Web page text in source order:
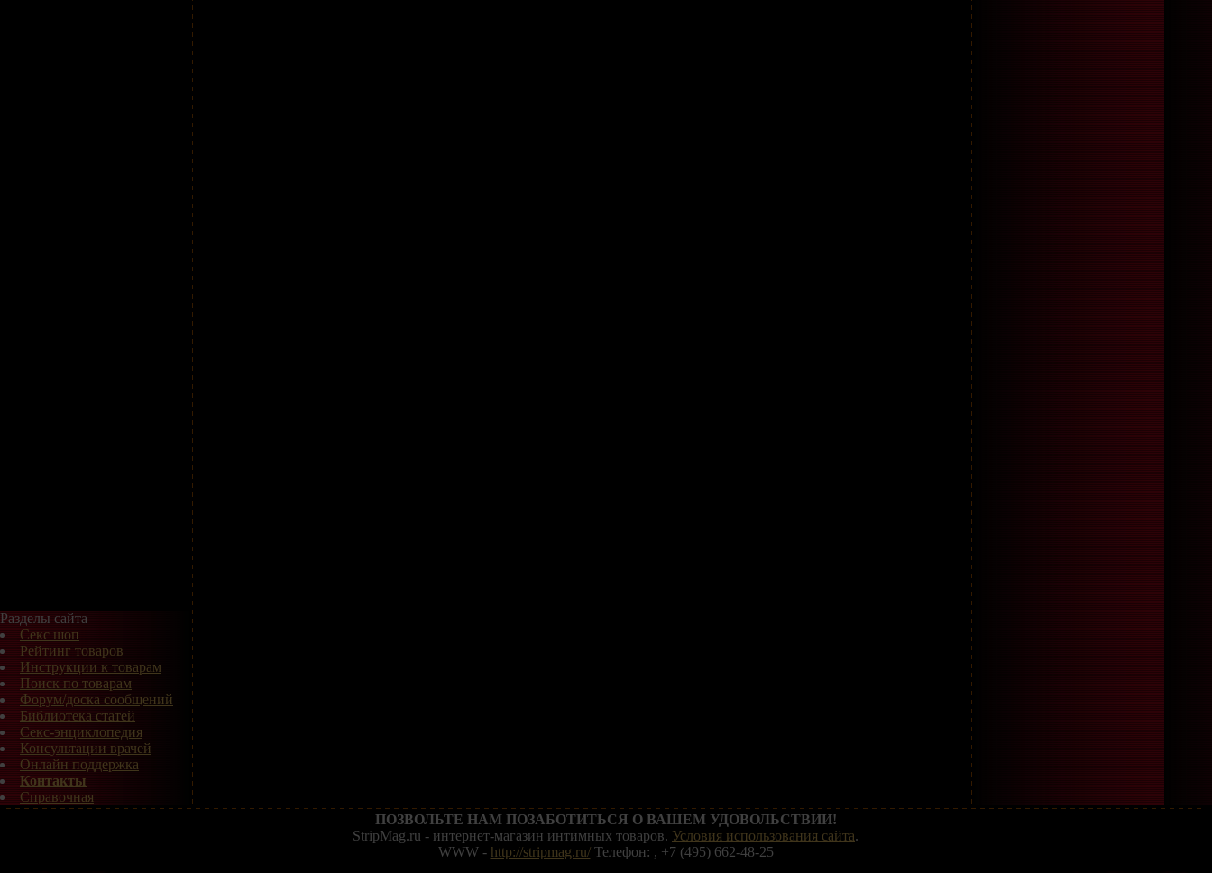
Разделы сайта
Секс шоп
Рейтинг товаров
Инструкции к товарам
Поиск по товарам
Форум/доска сообщений
Библиотека статей
Секс-энциклопедия
Консультации врачей
Онлайн поддержка
Контакты
Справочная
ПОЗВОЛЬТЕ НАМ ПОЗАБОТИТЬСЯ О ВАШЕМ УДОВОЛЬСТВИИ!
StripMag.ru - интернет-магазин интимных товаров. Условия использования сайта.
WWW - http://stripmag.ru/Телефон: , +7 (495) 662-48-25